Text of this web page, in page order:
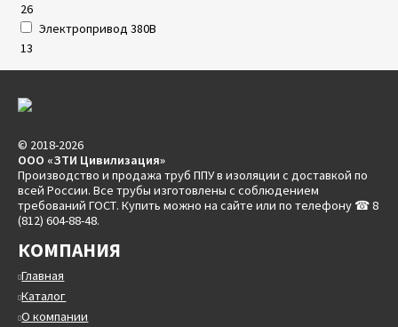
26
Электропривод 380В
13
© 2018-2026
ООО «ЗТИ Цивилизация»
Производство и продажа труб ППУ в изоляции с доставкой по
всей России. Все трубы изготовлены с соблюдением
требований ГОСТ. Купить можно на сайте или по телефону ☎ 8
(812) 604-88-48.
КОМПАНИЯ
Главная
Каталог
О компании